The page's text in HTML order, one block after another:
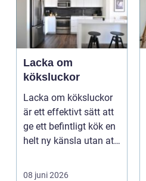
Lacka om
köksluckor
Lacka om köksluckor
är ett effektivt sätt att
ge ett befintligt kök en
helt ny känsla utan att
08 juni 2026